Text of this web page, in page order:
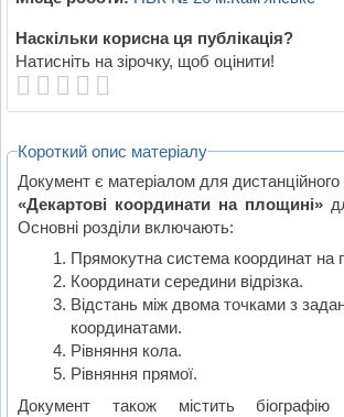
Наскільки корисна ця публікація?
Натисніть на зірочку, щоб оцінити!
Короткий опис матеріалу
Документ є матеріалом для
«Декартові координати на площині»
Основні розділи включають:
Прямокутна система координат на
Координати середини відрізка.
Відстань між двома точками з
координатами.
Рівняння кола.
Рівняння прямої.
Документ також містить